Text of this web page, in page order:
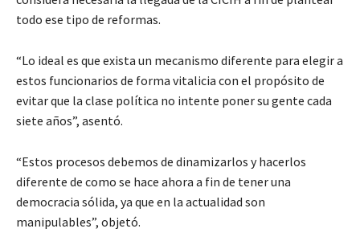
todo ese tipo de reformas.
“Lo ideal es que exista un mecanismo diferente para elegir a
estos funcionarios de forma vitalicia con el propósito de
evitar que la clase política no intente poner su gente cada
siete años”, asentó.
“Estos procesos debemos de dinamizarlos y hacerlos
diferente de como se hace ahora a fin de tener una
democracia sólida, ya que en la actualidad son
manipulables”, objetó.